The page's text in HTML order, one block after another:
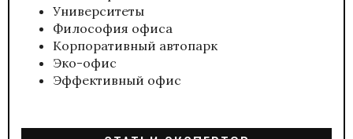
Университеты
Философия офиса
Корпоративный автопарк
Эко-офис
Эффективный офис